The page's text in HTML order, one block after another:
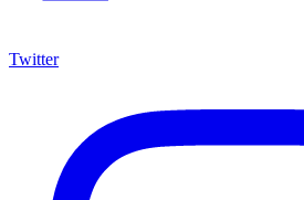
Twitter